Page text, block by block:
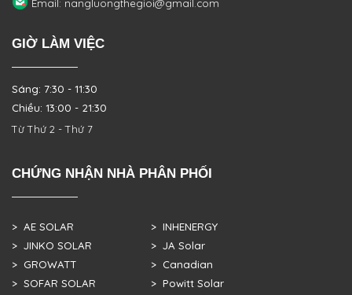
Email: nangluongthegioi@gmail.com
GIỜ LÀM VIỆC
Sáng: 7:30 - 11:30
Chiều: 13:00 - 21:30
Từ Thứ 2 - Thứ 7
CHỨNG NHẬN NHÀ PHÂN PHỐI
> AE SOLAR
> JINKO SOLAR
> GROWATT
> SOFAR SOLAR
> INHENERGY
> JA Solar
> Canadian
> Powitt Solar